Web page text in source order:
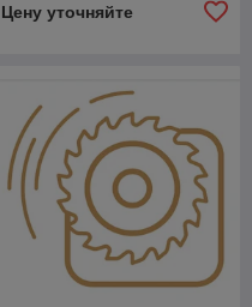
Цену уточняйте